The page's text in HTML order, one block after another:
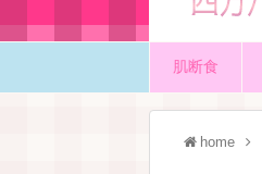
肌断食
home